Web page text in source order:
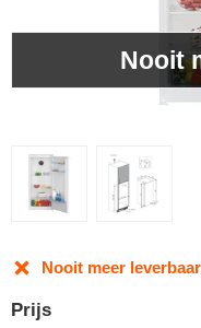
Nooit
Nooit meer leverbaar
Prijs